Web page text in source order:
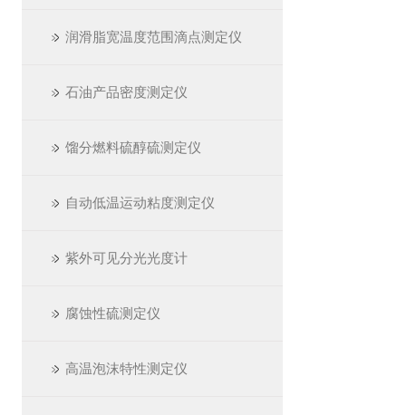
润滑脂宽温度范围滴点测定仪
石油产品密度测定仪
馏分燃料硫醇硫测定仪
自动低温运动粘度测定仪
紫外可见分光光度计
腐蚀性硫测定仪
高温泡沫特性测定仪